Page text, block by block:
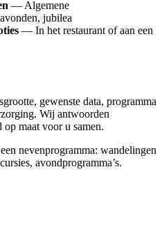
— Algemene
jubilea
— In het restaurant of aan een
gewenste data, programma
Wij antwoorden
op maat voor u samen.
nevenprogramma: wandelingen
avondprogramma’s.